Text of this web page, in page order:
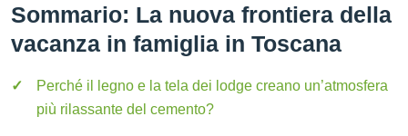
Sommario: La nuova frontiera della
vacanza in famiglia in Toscana
Perché il legno e la tela dei lodge creano un’atmosfera
più rilassante del cemento?